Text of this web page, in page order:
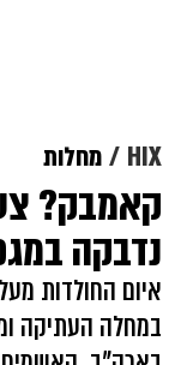
HIX מחלות
קאמבק?
נדבקה
איום החולדות
במחלה העתיקה